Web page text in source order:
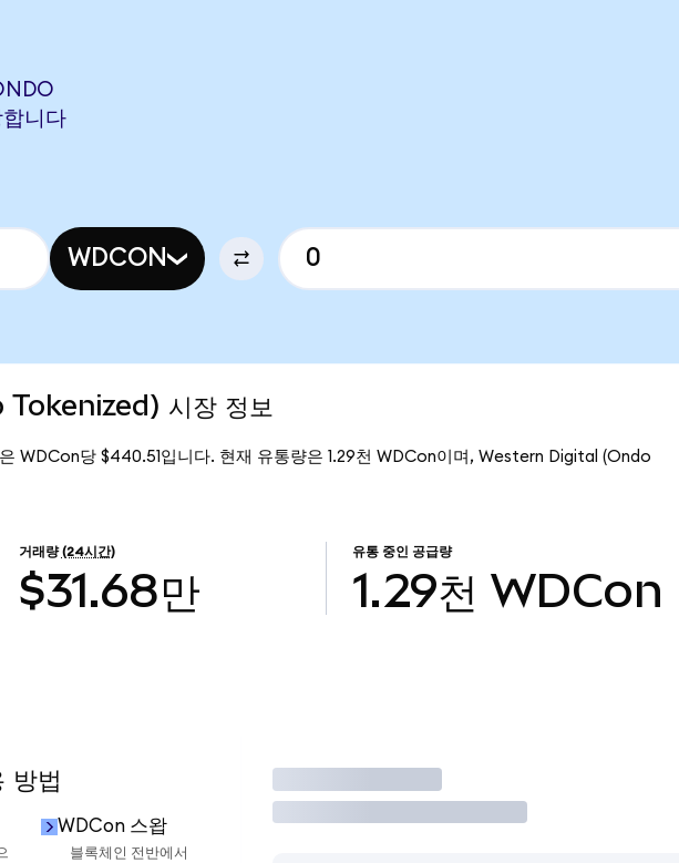
니다
WDCON
시장 정보
WDCon당 $440.51입니다. 현재 유통량은 1.29천 WDCon이며, Western Digital (Ondo
거래량 (24시간)
$31.68만
유통 중인 공급량
1.29천 WDCon
법
WDCon 스왑
블록체인 전반에서
거래